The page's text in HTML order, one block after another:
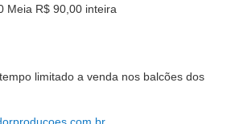
Meia R$ 90,00 inteira
limitado a venda nos balcões dos